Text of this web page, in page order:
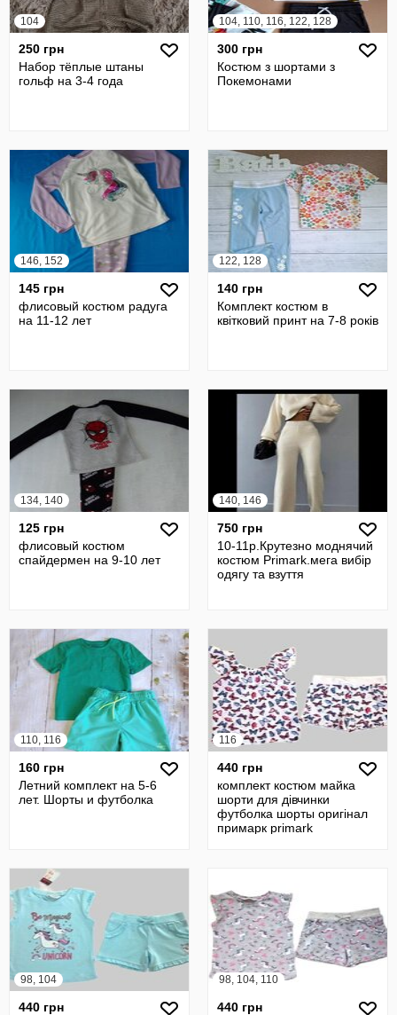
104
250 грн
Набор тёплые штаны
гольф на 3-4 года
104, 110, 116, 122, 128
300 грн
Костюм з шортами з
Покемонами
146, 152
145 грн
флисовый костюм радуга
на 11-12 лет
122, 128
140 грн
Комплект костюм в
квітковий принт на 7-8 років
134, 140
125 грн
флисовый костюм
спайдермен на 9-10 лет
140, 146
750 грн
10-11р.Крутезно моднячий
костюм Primark.мега вибір
одягу та взуття
110, 116
160 грн
Летний комплект на 5-6
лет. Шорты и футболка
116
440 грн
комплект костюм майка
шорти для дівчинки
футболка шорты оригінал
примарк primark
98, 104
440 грн
98, 104, 110
440 грн